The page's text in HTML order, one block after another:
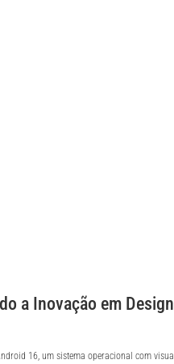
a Inovação em Design
16, um sistema operacional com visual